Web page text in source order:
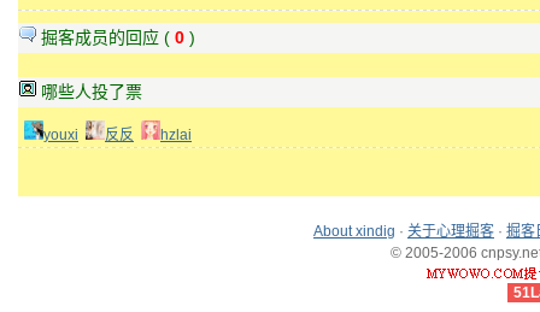
掘客成员的回应 ( 0 )
哪些人投了票
youxi 反反 hzlai
About xindig · 关于心理掘客 · 掘客
© 2005-2006